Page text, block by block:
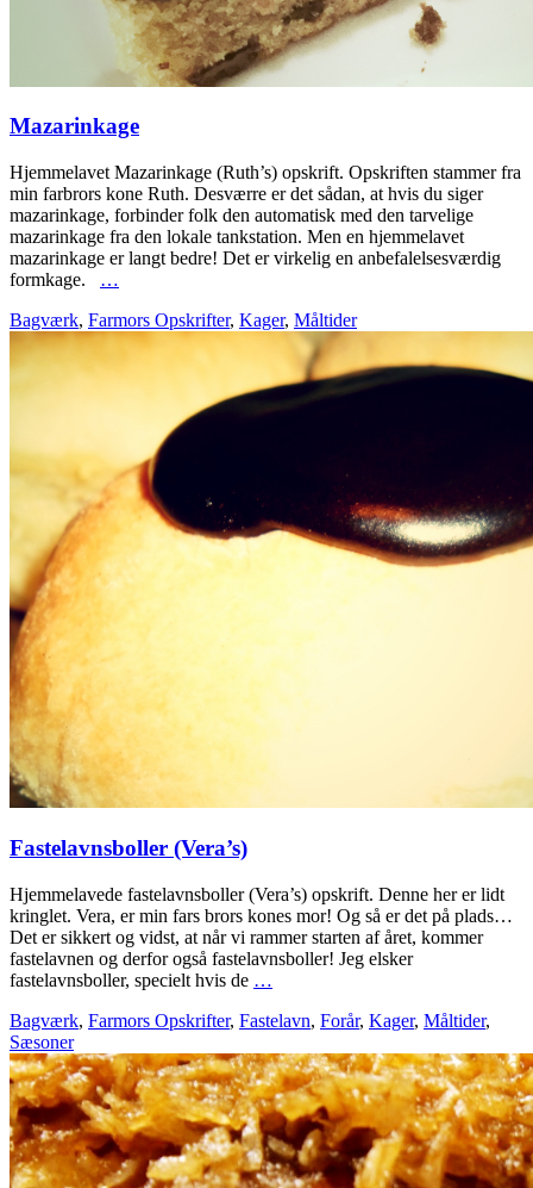
Mazarinkage
Hjemmelavet Mazarinkage (Ruth’s) opskrift. Opskriften stammer fra
min farbrors kone Ruth. Desværre er det sådan, at hvis du siger
mazarinkage, forbinder folk den automatisk med den tarvelige
mazarinkage fra den lokale tankstation. Men en hjemmelavet
mazarinkage er langt bedre! Det er virkelig en anbefalelsesværdig
formkage. …
Bagværk, Farmors Opskrifter, Kager, Måltider
Fastelavnsboller (Vera’s)
Hjemmelavede fastelavnsboller (Vera’s) opskrift. Denne her er lidt
kringlet. Vera, er min fars brors kones mor! Og så er det på plads…
Det er sikkert og vidst, at når vi rammer starten af året, kommer
fastelavnen og derfor også fastelavnsboller! Jeg elsker
fastelavnsboller, specielt hvis de …
Bagværk, Farmors Opskrifter, Fastelavn, Forår, Kager, Måltider,
Sæsoner